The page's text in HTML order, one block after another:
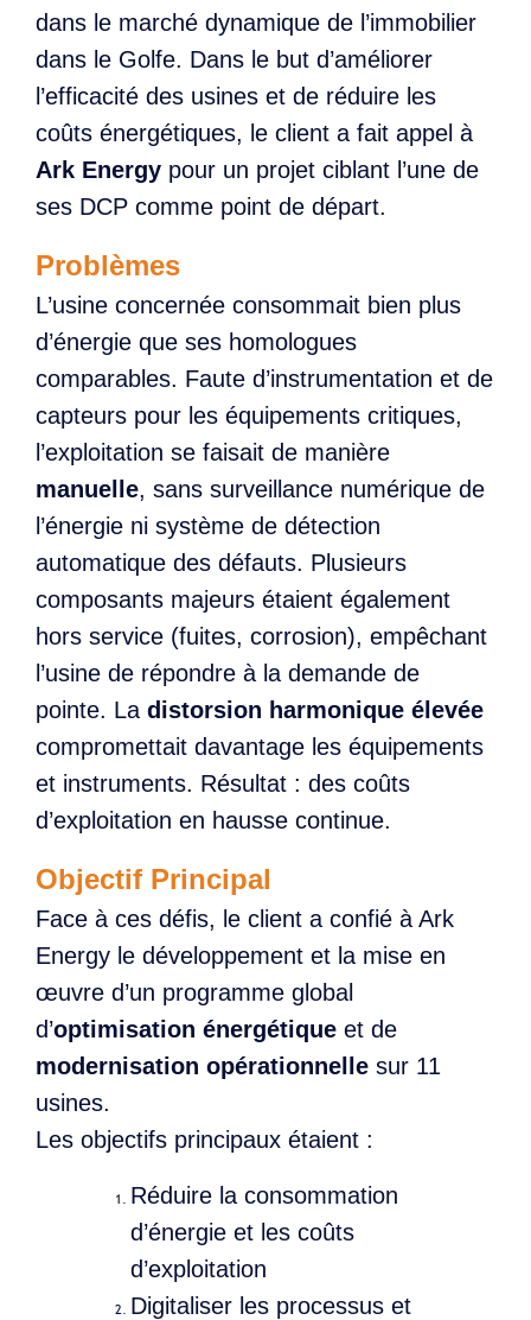
dans le marché dynamique de l’immobilier
dans le Golfe. Dans le but d’améliorer
l’efficacité des usines et de réduire les
coûts énergétiques, le client a fait appel à
Ark Energy pour un projet ciblant l’une de
ses DCP comme point de départ.
Problèmes
L’usine concernée consommait bien plus
d’énergie que ses homologues
comparables. Faute d’instrumentation et de
capteurs pour les équipements critiques,
l’exploitation se faisait de manière
manuelle, sans surveillance numérique de
l’énergie ni système de détection
automatique des défauts. Plusieurs
composants majeurs étaient également
hors service (fuites, corrosion), empêchant
l’usine de répondre à la demande de
pointe. La distorsion harmonique élevée
compromettait davantage les équipements
et instruments. Résultat : des coûts
d’exploitation en hausse continue.
Objectif Principal
Face à ces défis, le client a confié à Ark
Energy le développement et la mise en
œuvre d’un programme global
d’optimisation énergétique et de
modernisation opérationnelle sur 11
usines.
Les objectifs principaux étaient :
Réduire la consommation
d’énergie et les coûts
d’exploitation
Digitaliser les processus et